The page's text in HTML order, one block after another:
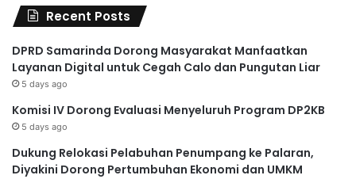
Recent Posts
DPRD Samarinda Dorong Masyarakat Manfaatkan
Layanan Digital untuk Cegah Calo dan Pungutan Liar
5 days ago
Komisi IV Dorong Evaluasi Menyeluruh Program DP2KB
5 days ago
Dukung Relokasi Pelabuhan Penumpang ke Palaran,
Diyakini Dorong Pertumbuhan Ekonomi dan UMKM